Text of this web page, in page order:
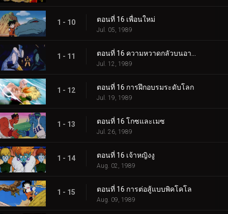
1 - 10 ตอนที่ 16 เพื่อนใหม่
Jul. 05, 1989
1 - 11
Jul. 12, 1989
1 - 12 ตอนที่ 16 การฝึกอบรมระดับโลก
Jul. 19, 1989
1 - 13 ตอนที่ 16 โกซและเมซ
Jul. 26, 1989
1 - 14 ตอนที่ 16 เจ้าหญิงงู
Aug. 02, 1989
1 - 15 ตอนที่ 16 การต่อสู้แบบพิคโคโล
Aug. 09, 1989